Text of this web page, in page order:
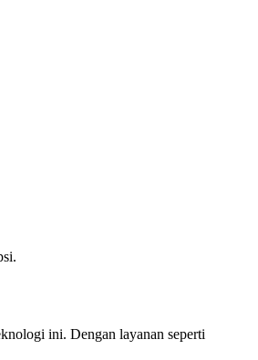
ini. Dengan layanan seperti